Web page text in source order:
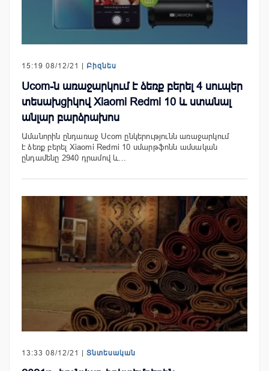
15:19 08/12/21 | Բիզնես
Ucom-ն առաջարկում է ձեռք բերել 4 սուպեր
տեսախցիկով Xiaomi Redmi 10 և ստանալ
անլար բարձրախոս
Ամանորին ընդառաջ Ucom ընկերությունն առաջարկում
է ձեռք բերել Xiaomi Redmi 10 սմարթֆոնն ամսական
ընդամենը 2940 դրամով և…
13:33 08/12/21 | Տնտեսական